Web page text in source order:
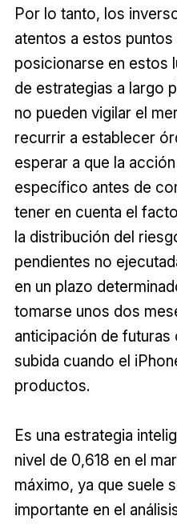
Por lo tanto, los
atentos a estos
posicionarse en estos
de estrategias a largo
no pueden vigilar el
recurrir a establecer
esperar a que la
específico antes de
tener en cuenta el
la distribución del
pendientes no
en un plazo
tomarse unos dos
anticipación de
subida cuando el
productos.
Es una estrategia
nivel de 0,618 en el
máximo, ya que suele
importante en el